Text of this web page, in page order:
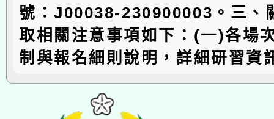
號：J00038-230900003。三、
取相關注意事項如下：(一)各場
制與報名細則說明，詳細研習資